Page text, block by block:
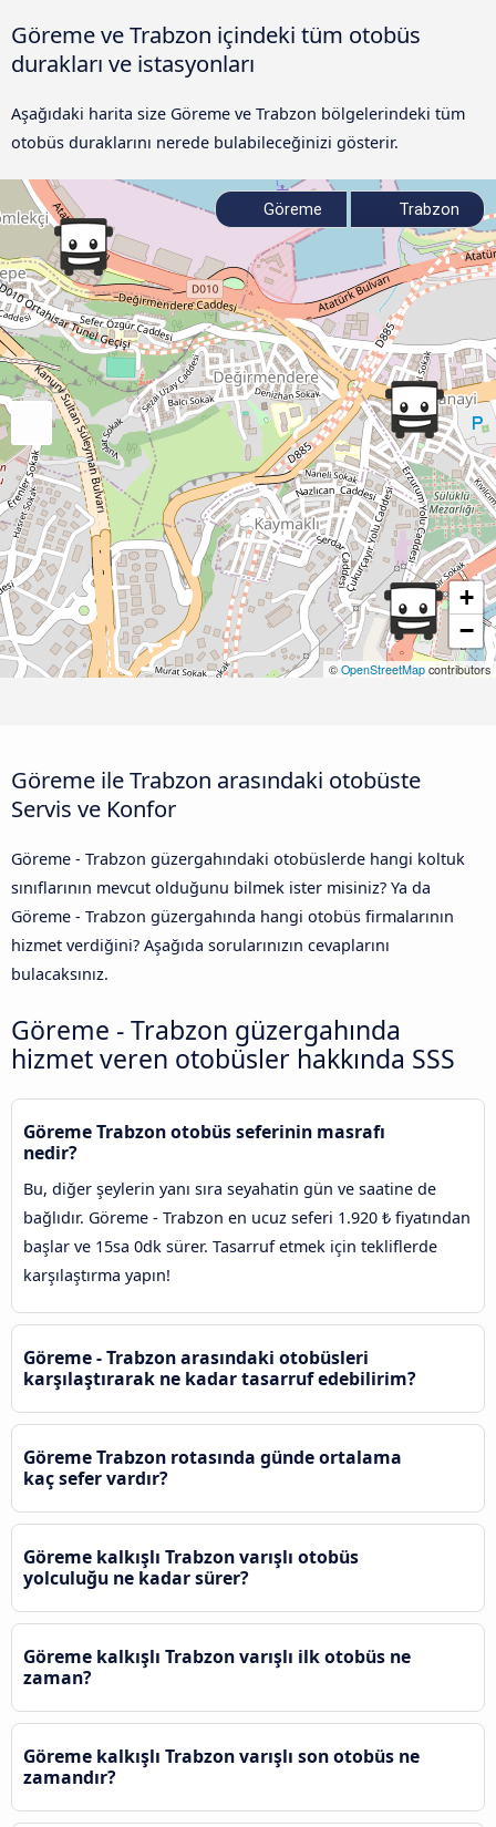
Göreme ve Trabzon içindeki tüm otobüs
durakları ve istasyonları
Aşağıdaki harita size Göreme ve Trabzon bölgelerindeki tüm
otobüs duraklarını nerede bulabileceğinizi gösterir.
+
−
© OpenStreetMap contributors
Göreme Trabzon
Göreme ile Trabzon arasındaki otobüste
Servis ve Konfor
Göreme - Trabzon güzergahındaki otobüslerde hangi koltuk
sınıflarının mevcut olduğunu bilmek ister misiniz? Ya da
Göreme - Trabzon güzergahında hangi otobüs firmalarının
hizmet verdiğini? Aşağıda sorularınızın cevaplarını
bulacaksınız.
Göreme - Trabzon güzergahında
hizmet veren otobüsler hakkında SSS
Göreme Trabzon otobüs seferinin masrafı
nedir?
Bu, diğer şeylerin yanı sıra seyahatin gün ve saatine de
bağlıdır. Göreme - Trabzon en ucuz seferi 1.920 ₺ fiyatından
başlar ve 15sa 0dk sürer. Tasarruf etmek için tekliflerde
karşılaştırma yapın!
Göreme - Trabzon arasındaki otobüsleri
karşılaştırarak ne kadar tasarruf edebilirim?
Göreme Trabzon rotasında günde ortalama
kaç sefer vardır?
Göreme kalkışlı Trabzon varışlı otobüs
yolculuğu ne kadar sürer?
Göreme kalkışlı Trabzon varışlı ilk otobüs ne
zaman?
Göreme kalkışlı Trabzon varışlı son otobüs ne
zamandır?